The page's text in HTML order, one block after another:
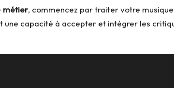
métier, commencez par traiter votre
une capacité à accepter et intégrer les